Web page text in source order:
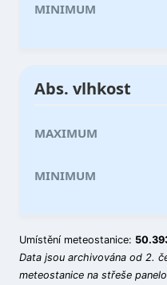
MINIMUM
Abs. vlhkost
MAXIMUM
MINIMUM
Umístění meteostanice:
Data jsou archivována od 2.
meteostanice na střeše